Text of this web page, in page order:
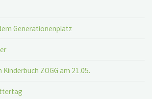
Generationenplatz
ZOGG am 21.05.